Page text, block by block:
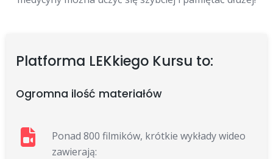
Platforma LEKkiego Kursu to:
Ogromna ilość materiałów
Ponad 800 filmików, krótkie wykłady wideo
zawierają: